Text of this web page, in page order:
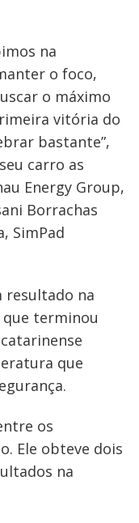
na
o foco,
o máximo
vitória do
bastante”,
carro as
Energy Group,
Borrachas
SimPad
na
que terminou
que
os
Ele obteve dois
na